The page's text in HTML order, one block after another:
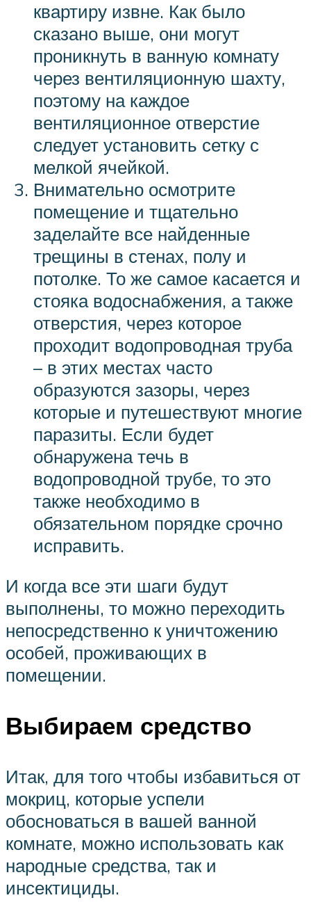
квартиру извне. Как было
сказано выше, они могут
проникнуть в ванную комнату
через вентиляционную шахту,
поэтому на каждое
вентиляционное отверстие
следует установить сетку с
мелкой ячейкой.
Внимательно осмотрите
помещение и тщательно
заделайте все найденные
трещины в стенах, полу и
потолке. То же самое касается и
стояка водоснабжения, а также
отверстия, через которое
проходит водопроводная труба
– в этих местах часто
образуются зазоры, через
которые и путешествуют многие
паразиты. Если будет
обнаружена течь в
водопроводной трубе, то это
также необходимо в
обязательном порядке срочно
исправить.
И когда все эти шаги будут
выполнены, то можно переходить
непосредственно к уничтожению
особей, проживающих в
помещении.
Выбираем средство
Итак, для того чтобы избавиться от
мокриц, которые успели
обосноваться в вашей ванной
комнате, можно использовать как
народные средства, так и
инсектициды.